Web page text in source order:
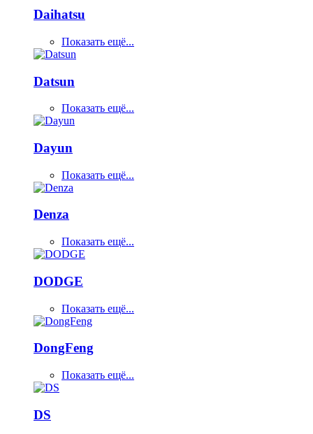
Daihatsu
Показать ещё...
Datsun
Показать ещё...
Dayun
Показать ещё...
Denza
Показать ещё...
DODGE
Показать ещё...
DongFeng
Показать ещё...
DS